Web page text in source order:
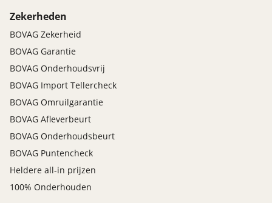
Zekerheden
BOVAG Zekerheid
BOVAG Garantie
BOVAG Onderhoudsvrij
BOVAG Import Tellercheck
BOVAG Omruilgarantie
BOVAG Afleverbeurt
BOVAG Onderhoudsbeurt
BOVAG Puntencheck
Heldere all-in prijzen
100% Onderhouden